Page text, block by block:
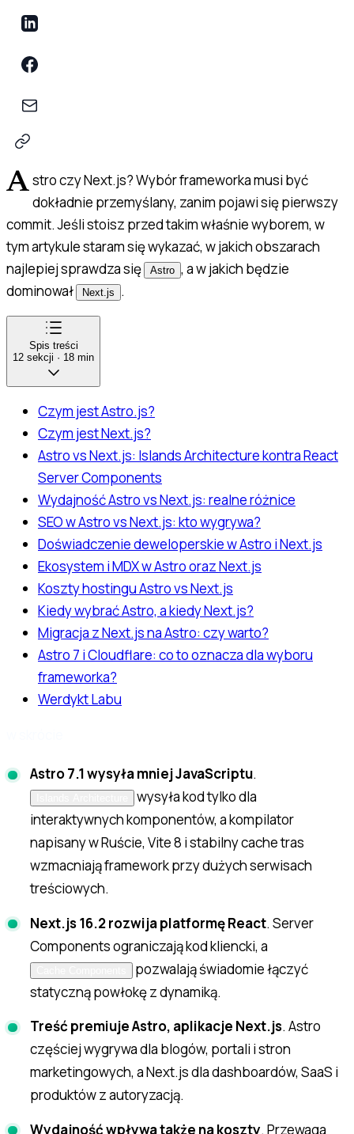
Astro czy Next.js? Wybór frameworka musi być
dokładnie przemyślany, zanim pojawi się pierwszy
commit. Jeśli stoisz przed takim właśnie wyborem, w
tym artykule staram się wykazać, w jakich obszarach
najlepiej sprawdza się
Astro , a w jakich będzie
dominował
Next.js .
Spis treści
12 sekcji · 18 min
Czym jest Astro.js?
Czym jest Next.js?
Astro vs Next.js: Islands Architecture kontra React
Server Components
Wydajność Astro vs Next.js: realne różnice
SEO w Astro vs Next.js: kto wygrywa?
Doświadczenie deweloperskie w Astro i Next.js
Ekosystem i MDX w Astro oraz Next.js
Koszty hostingu Astro vs Next.js
Kiedy wybrać Astro, a kiedy Next.js?
Migracja z Next.js na Astro: czy warto?
Astro 7 i Cloudflare: co to oznacza dla wyboru
frameworka?
Werdykt Labu
Astro 7.1 wysyła mniej JavaScriptu.
wysyła kod tylko dla
interaktywnych komponentów, a kompilator
napisany w Ruście, Vite 8 i stabilny cache tras
wzmacniają framework przy dużych serwisach
treściowych.
Next.js 16.2 rozwija platformę React. Server
Components ograniczają kod kliencki, a
pozwalają świadomie łączyć
statyczną powłokę z dynamiką.
Treść premiuje Astro, aplikacje Next.js. Astro
częściej wygrywa dla blogów, portali i stron
marketingowych, a Next.js dla dashboardów, SaaS i
produktów z autoryzacją.
Wydajność wpływa także na koszty. Przewaga